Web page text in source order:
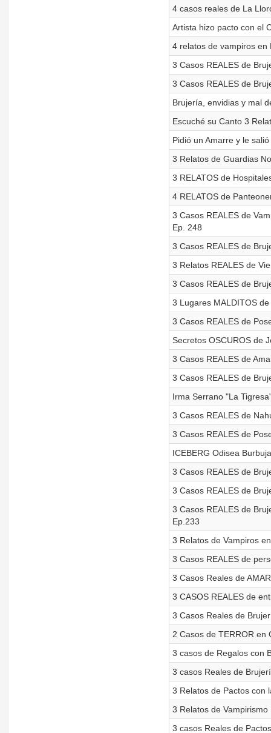
4 casos reales de La
Artista hizo pacto con el
4 relatos de vampiros en
3 Casos REALES de
3 Casos REALES de
Brujería, envidias y mal
Escuché su Canto 3
Pidió un Amarre y le
3 Relatos de Guardias
3 RELATOS de
4 RELATOS de
3 Casos REALES de
Ep. 248
3 Casos REALES de
3 Relatos REALES de
3 Casos REALES de
3 Lugares MALDITOS
3 Casos REALES de
Secretos OSCUROS de
3 Casos REALES de
3 Casos REALES de
Irma Serrano "La
3 Casos REALES de
3 Casos REALES de
ICEBERG Odisea
3 Casos REALES de
3 Casos REALES de
3 Casos REALES de
Ep.233
3 Relatos de Vampiros
3 Casos REALES de
3 Casos Reales de
3 CASOS REALES de
3 Casos Reales de
2 Casos de TERROR en
3 casos de Regalos con
3 casos Reales de
3 Relatos de Pactos con
3 Relatos de
3 casos Reales de